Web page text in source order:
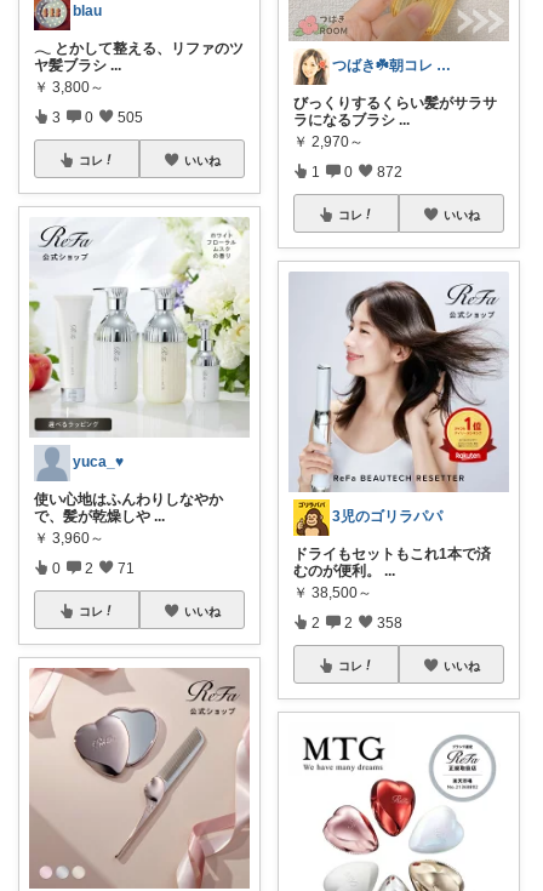
blau
𓂃 とかして整える、リファのツ
ヤ髪ブラシ ...
￥ 3,800～
3 0 505
コレ いいね
yuca_♥
使い心地はふんわりしなやか
で、髪が乾燥しや ...
￥ 3,960～
0 2 71
コレ いいね
つばき☘️朝コレ 家事・育児・仕事を楽に
びっくりするくらい髪がサラサ
ラになるブラシ ...
￥ 2,970～
1 0 872
コレ いいね
3児のゴリラパパ
ドライもセットもこれ1本で済
むのが便利。 ...
￥ 38,500～
2 2 358
コレ いいね